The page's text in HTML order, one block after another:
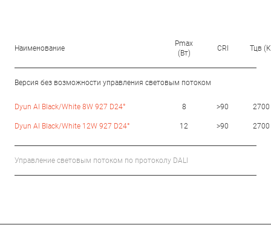
Наименование
Pmax
(Вт)
CRI Тцв
Версия без возможности управления световым потоком
Dyun Al Black/White 8W 927 D24° 8 >90 2700
Dyun Al Black/White 12W 927 D24° 12 >90 2700
Управление световым потоком по протоколу DALI